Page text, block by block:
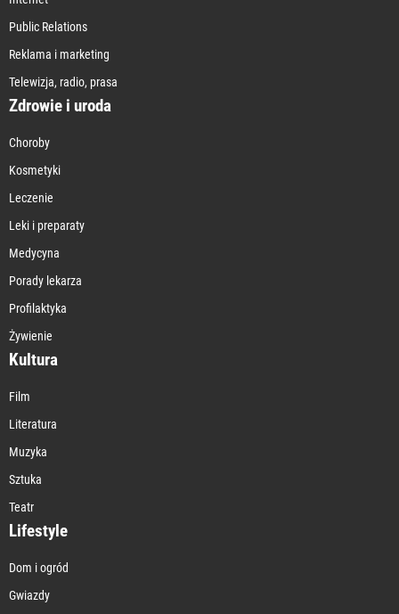
Public Relations
Reklama i marketing
Telewizja, radio, prasa
Zdrowie i uroda
Choroby
Kosmetyki
Leczenie
Leki i preparaty
Medycyna
Porady lekarza
Profilaktyka
Żywienie
Kultura
Film
Literatura
Muzyka
Sztuka
Teatr
Lifestyle
Dom i ogród
Gwiazdy